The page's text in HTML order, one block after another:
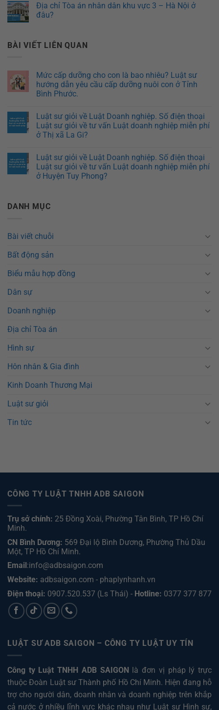
Địa chỉ Tòa án nhân dân khu vực 3 – Hà Nội ở
đâu?
BÀI VIẾT LIÊN QUAN
Mức cấp dưỡng cho con là bao nhiêu? Luật sư
hướng dẫn yêu cầu cấp dưỡng nuôi con ở Tỉnh
Bình Phước.
Luật sư giỏi về Luật Doanh nghiệp. Số điện thoại
Luật sư giỏi về tư vấn Luật doanh nghiệp miễn phí
ở Thị xã La Gi?
Luật sư giỏi về Luật Doanh nghiệp. Số điện thoại
Luật sư giỏi về tư vấn Luật doanh nghiệp miễn phí
ở Huyện Tuy Phong?
DANH MỤC
Bài viết chuỗi
Bất động sản
Biểu mẫu hợp đồng
Dân sự
Doanh nghiệp
Địa chỉ Tòa án
Hình sự
Hôn nhân & Gia đình
Kinh Doanh Thương Mại
Luật sư giỏi
Tin tức
CÔNG TY LUẬT TNHH ADB SAIGON
Trụ sở chính: 25 Đồng Xoài, Phường Tân Bình, TP Hồ Chí
Minh.
CN Bình Dương: 569 Đại lộ Bình Dương, Phường Thủ Dầu
Một, TP Hồ Chí Minh.
Email :info@adbsaigon.com
Website: adbsaigon.com - phaplynhanh.vn
Điện thoại: 0907.520.537 (Ls Thái) - Hotline: 0377 377 877
LUẬT SƯ ADB SAIGON – CÔNG TY LUẬT UY TÍN
Công ty Luật TNHH ADB SAIGONlà đơn vị pháp lý trực
thuộc Đoàn Luật sư Thành phố Hồ Chí Minh. Hiện đang hỗ
trợ cho người dân, doanh nhân và doanh nghiệp trên khắp
cả nước ở nhiều lĩnh vực khác nhau như Luật sư Hình sự,